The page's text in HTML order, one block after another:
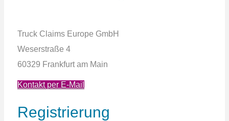
Truck Claims Europe GmbH
Weserstraße 4
60329 Frankfurt am Main
Kontakt per E-Mail
Registrierung